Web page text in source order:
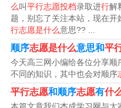
所谓“平行志愿”就是在同
若干个平行的院校，然后
行投档录取。
平行志愿是高考志愿的一
南、江苏、浙江、上海、
么叫平行志愿投档录取进行解
题，别忘了关注本站，现在开
行志愿是什么意思?? ...
顺序志愿是什么意思和平
今天高三网小编给各位分享顺
不同的知识，其中也会对顺序
平行志愿和顺序志愿有什